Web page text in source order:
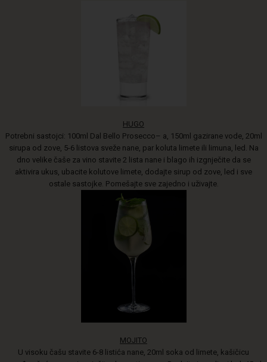
HUGO
Potrebni sastojci: 100ml Dal Bello Prosecco– a, 150ml gazirane vode, 20ml
sirupa od zove, 5-6 listova sveže nane, par koluta limete ili limuna, led. Na
dno velike čaše za vino stavite 2 lista nane i blago ih izgnječite da se
aktivira ukus, ubacite kolutove limete, dodajte sirup od zove, led i sve
ostale sastojke. Pomešajte sve zajedno i uživajte.
MOJITO
U visoku čašu stavite 6-8 listića nane, 20ml soka od limete, kašičicu